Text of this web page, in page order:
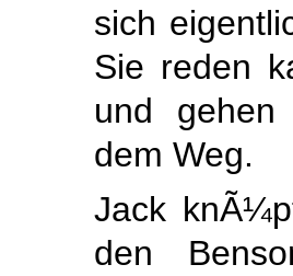
sich
Sie reden
und
dem Weg.
Jack
den